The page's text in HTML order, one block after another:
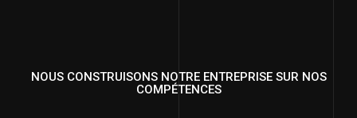
NOUS CONSTRUISONS NOTRE ENTREPRISE SUR NOS
COMPÉTENCES